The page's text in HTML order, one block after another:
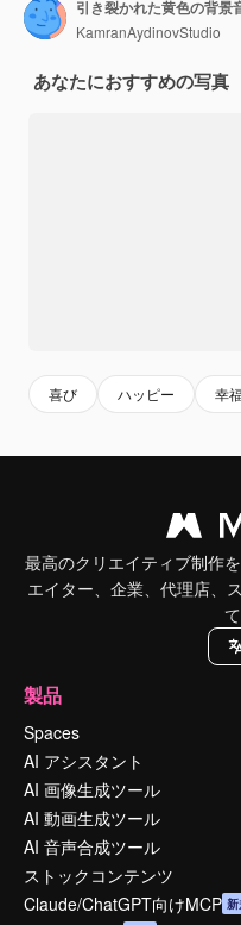
KamranAydinovStudio
あなたにおすすめの写真
喜び ハッピー 幸
最高のクリエイティブ制作
エイター、企業、代理店、
製品
Spaces
AI アシスタント
AI 画像生成ツール
AI 動画生成ツール
AI 音声合成ツール
ストックコンテンツ
Claude/ChatGPT向けMCP